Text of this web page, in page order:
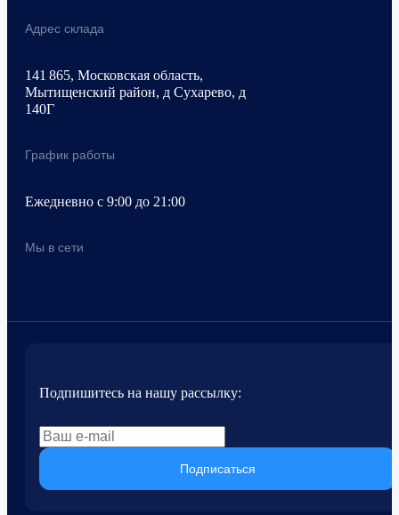
Адрес склада
141 865, Московская область,
Мытищенский район, д Сухарево, д
140Г
График работы
Ежедневно с 9:00 до 21:00
Мы в сети
Подпишитесь на нашу рассылку:
Подписаться